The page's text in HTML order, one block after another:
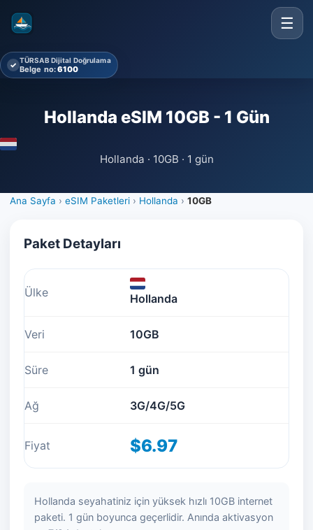
☰
✓ TÜRSAB Dijital Doğrulama
Belge no:6100
Hollanda eSIM 10GB - 1 Gün
Hollanda · 10GB · 1 gün
Ana Sayfa › eSIM Paketleri › Hollanda › 10GB
Paket Detayları
Ülke Hollanda
Veri 10GB
Süre 1 gün
Ağ 3G/4G/5G
Fiyat $6.97
Hollanda seyahatiniz için yüksek hızlı 10GB internet
paketi. 1 gün boyunca geçerlidir. Anında aktivasyon